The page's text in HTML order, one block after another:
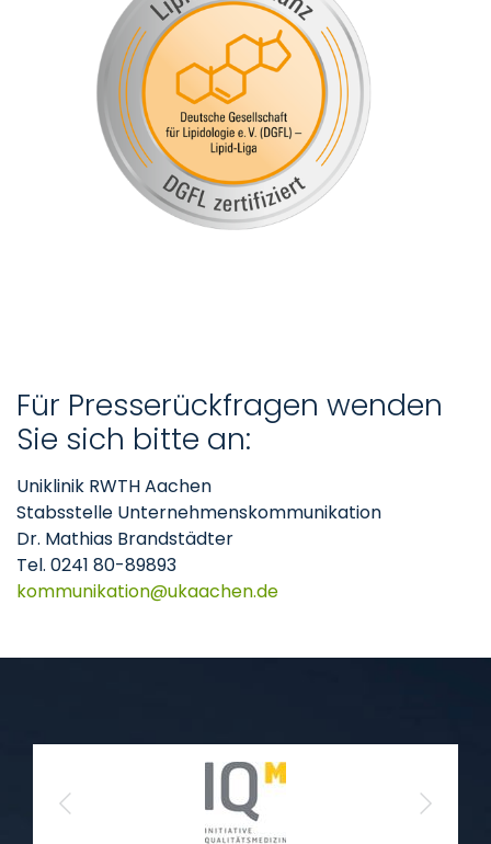
Für Presserückfragen wenden
Sie sich bitte an:
Uniklinik RWTH Aachen
Stabsstelle Unternehmenskommunikation
Dr. Mathias Brandstädter
Tel. 0241 80-89893
kommunikation
ukaachende
Previous Next